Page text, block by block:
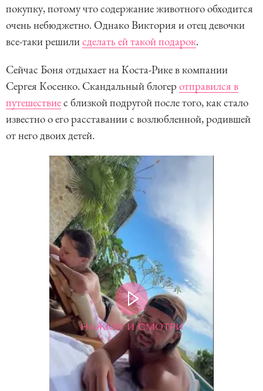
покупку, потому что содержание животного обходится
очень небюджетно. Однако Виктория и отец девочки
все-таки решилисделать ей такой подарок.
Сейчас Боня отдыхает на Коста-Рике в компании
Сергея Косенко. Скандальный блогеротправился в
путешествиес близкой подругой после того, как стало
известно о его расставании с возлюбленной, родившей
от него двоих детей.
НАЖМИ И СМОТРИ